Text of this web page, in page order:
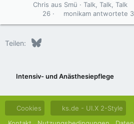
Chris aus Smü
Talk, Talk, Talk
26
monikam
Teilen: Bluesky
Intensiv- und Anästhesiepflege
Cookies ks.de - UI.X 2-Style